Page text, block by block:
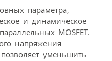
параметра,
и динамическое
MOSFET.
напряжения
уменьшить